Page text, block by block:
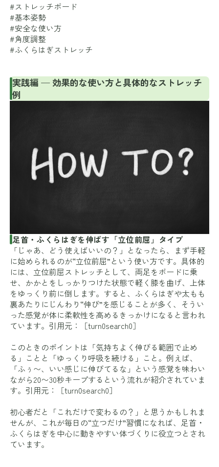
#ストレッチボード
#基本姿勢
#安全な使い方
#角度調整
#ふくらはぎストレッチ
実践編 — 効果的な使い方と具体的なストレッチ
例
足首・ふくらはぎを伸ばす「立位前屈」タイプ
「じゃあ、どう使えばいいの？」となったら、まず手軽
に始められるのが“立位前屈”という使い方です。具体的
には、立位前屈ストレッチとして、両足をボードに乗
せ、かかとをしっかりつけた状態で軽く膝を曲げ、上体
をゆっくり前に倒します。すると、ふくらはぎや太もも
裏あたりにじんわり“伸び”を感じることが多く、そうい
った感覚が体に柔軟性を高めるきっかけになると言われ
ています。引用元：［turn0search0］
このときのポイントは「気持ちよく伸びる範囲で止め
る」ことと「ゆっくり呼吸を続ける」こと。例えば、
「ふぅ〜、いい感じに伸びてるな」という感覚を味わい
ながら20〜30秒キープするという流れが紹介されていま
す。引用元：［turn0search0］
初心者だと「これだけで変わるの？」と思うかもしれま
せんが、これが毎日の“立つだけ”習慣になれば、足首・
ふくらはぎを中心に動きやすい体づくりに役立つとされ
ています。